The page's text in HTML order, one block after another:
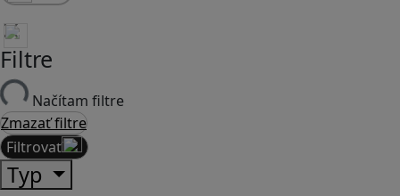
Filtre
Načítam filtre
Zmazať filtre
Filtrovať
Typ